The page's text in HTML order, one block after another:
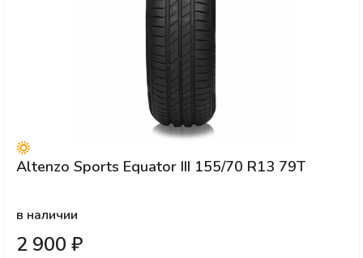
Altenzo Sports Equator III 155/70 R13 79T
в наличии
2 900 ₽